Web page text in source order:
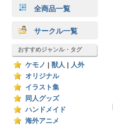
全商品一覧
サークル一覧
おすすめジャンル・タグ
ケモノ 獣人
人外
オリジナル
イラスト集
同人グッズ
ハンドメイド
海外アニメ